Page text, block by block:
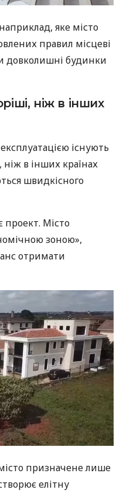
яке місто
правил місцеві
довколишні будинки
ніж в інших
існують
в інших країнах
швидкісного
проект. Місто
зоною»,
отримати
призначене лише
елітну